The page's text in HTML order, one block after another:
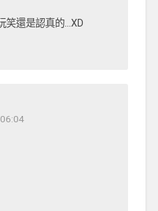
笑還是認真的…XD